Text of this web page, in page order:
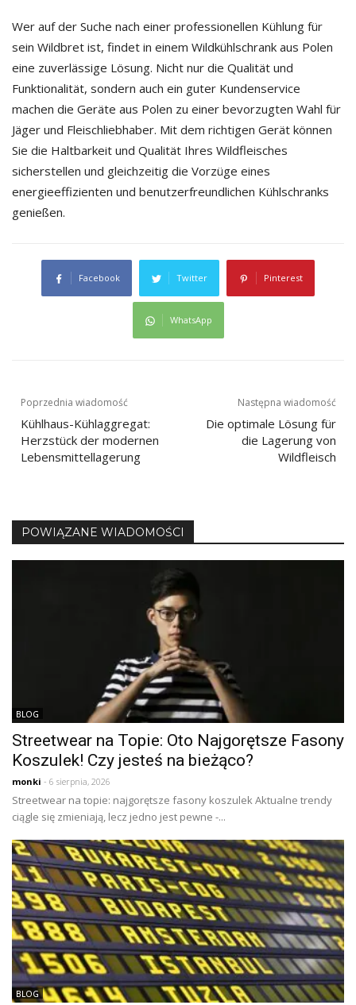
Wer auf der Suche nach einer professionellen Kühlung für
sein Wildbret ist, findet in einem Wildkühlschrank aus Polen
eine zuverlässige Lösung. Nicht nur die Qualität und
Funktionalität, sondern auch ein guter Kundenservice
machen die Geräte aus Polen zu einer bevorzugten Wahl für
Jäger und Fleischliebhaber. Mit dem richtigen Gerät können
Sie die Haltbarkeit und Qualität Ihres Wildfleisches
sicherstellen und gleichzeitig die Vorzüge eines
energieeffizienten und benutzerfreundlichen Kühlschranks
genießen.
Facebook Twitter Pinterest
WhatsApp
Nawigacja
wpisu
Poprzednia wiadomość
Kühlhaus-Kühlaggregat:
Herzstück der modernen
Lebensmittellagerung
Następna wiadomość
Die optimale Lösung für
die Lagerung von
Wildfleisch
POWIĄZANE WIADOMOŚCI
BLOG
Streetwear na Topie: Oto Najgorętsze Fasony
Koszulek! Czy jesteś na bieżąco?
monki - 6 sierpnia, 2026
Streetwear na topie: najgorętsze fasony koszulek Aktualne trendy
ciągle się zmieniają, lecz jedno jest pewne -...
BLOG